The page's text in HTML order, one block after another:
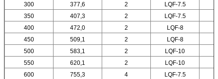
300
377,6 2 LQF-7.5
350
407,3 2 LQF-7.5
400
472,0 2 LQF-8
450
509,1 2 LQF-8
500
583,1 2 LQF-10
550
620,1 2 LQF-10
600
755,3 4 LQF-7.5